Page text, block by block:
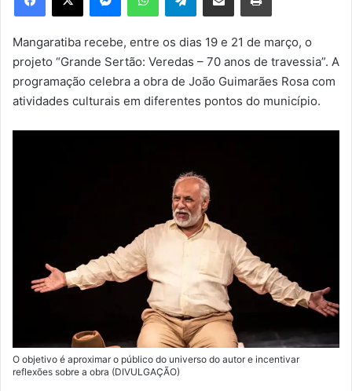
m
e
-
m
a
l
Mangaratiba recebe, entre os dias 19 e 21 de março, o
projeto “Grande Sertão: Veredas – 70 anos de travessia”. A
programação celebra a obra de João Guimarães Rosa com
atividades culturais em diferentes pontos do município.
O objetivo é aproximar o público do universo do autor e incentivar
reflexões sobre a obra (DIVULGAÇÃO)